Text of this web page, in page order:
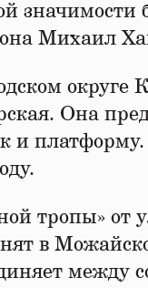
Михаил
округе
Она
и
тропы»
в
между